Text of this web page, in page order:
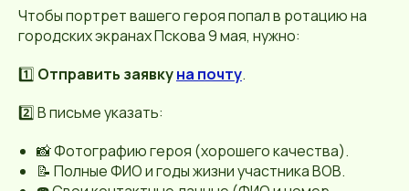
Чтобы портрет вашего героя попал в ротацию на
городских экранах Пскова 9 мая, нужно:
1️⃣ Отправить заявкуна почту.
2️⃣ В письме указать:
📸 Фотографию героя (хорошего качества).
📝 Полные ФИО и годы жизни участника ВОВ.